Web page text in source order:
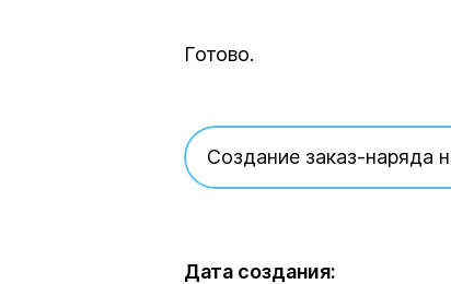
Готово.
Создание заказ-наряда
Дата создания: